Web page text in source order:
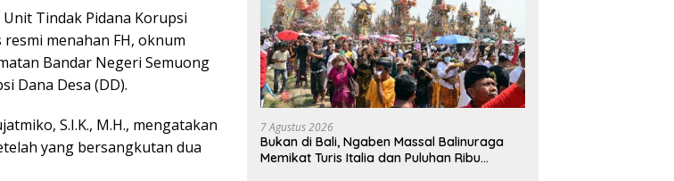
Tindak Pidana Korupsi
menahan FH, oknum
Bandar Negeri Semuong
Dana Desa (DD).
S.I.K., M.H., mengatakan
yang bersangkutan dua
7 Agustus 2026
Bukan di Bali, Ngaben Massal Balinuraga
Memikat Turis Italia dan Puluhan Ribu